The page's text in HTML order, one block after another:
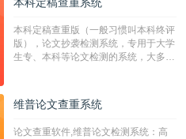
广，数据来源真实，检测算法合理!本
字符数30万）
本科定稿查重版（一般习惯叫本科终评
版），论文抄袭检测系统，专用于大学
生专、本科等论文检测的系统，大多数
维普论文查重系统
论文查重软件,维普论文检测系统：高